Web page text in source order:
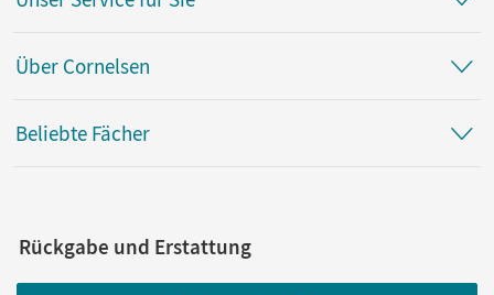
Über Cornelsen
Beliebte Fächer
Rückgabe und Erstattung